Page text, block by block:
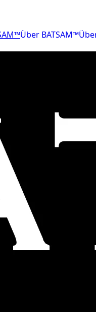
Über BATSAM™